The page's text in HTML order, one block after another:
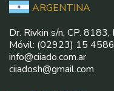
ARGENTINA
Dr. Rivkin s/n, CP.
Móvil: (02923) 15
info@ciiado.com.ar
ciiadosh@gmail.com